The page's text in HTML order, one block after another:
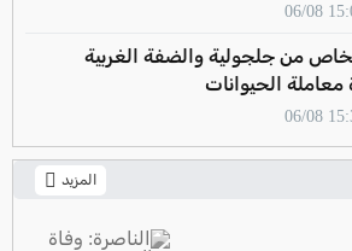
4 أشخاص من جلجولية والضفة الغربية
الحيوانات
المزيد